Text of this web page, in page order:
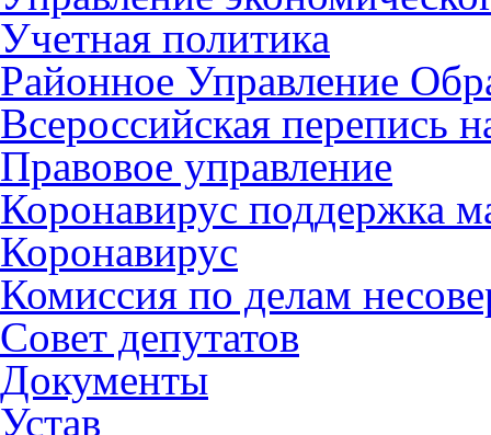
Учетная политика
Районное Управление
Всероссийская перепись
Правовое управление
Коронавирус поддержка
Коронавирус
Комиссия по делам
Совет депутатов
Документы
Устав